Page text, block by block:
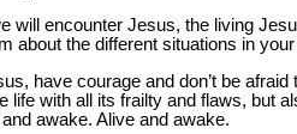
will encounter Jesus, the living
about the different situations in
have courage and don’t be
life with all its frailty and flaws, but
awake. Alive and awake.